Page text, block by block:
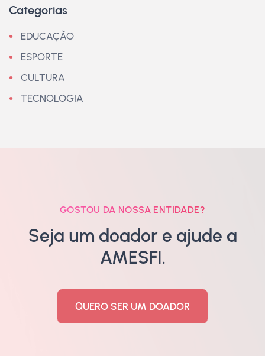
Categorias
EDUCAÇÃO
ESPORTE
CULTURA
TECNOLOGIA
GOSTOU DA NOSSA ENTIDADE?
Seja um doador e ajude a
AMESFI.
QUERO SER UM DOADOR